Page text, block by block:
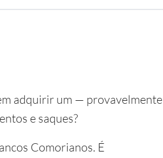
adquirir um — provavelmente
e saques?
Comorianos. É